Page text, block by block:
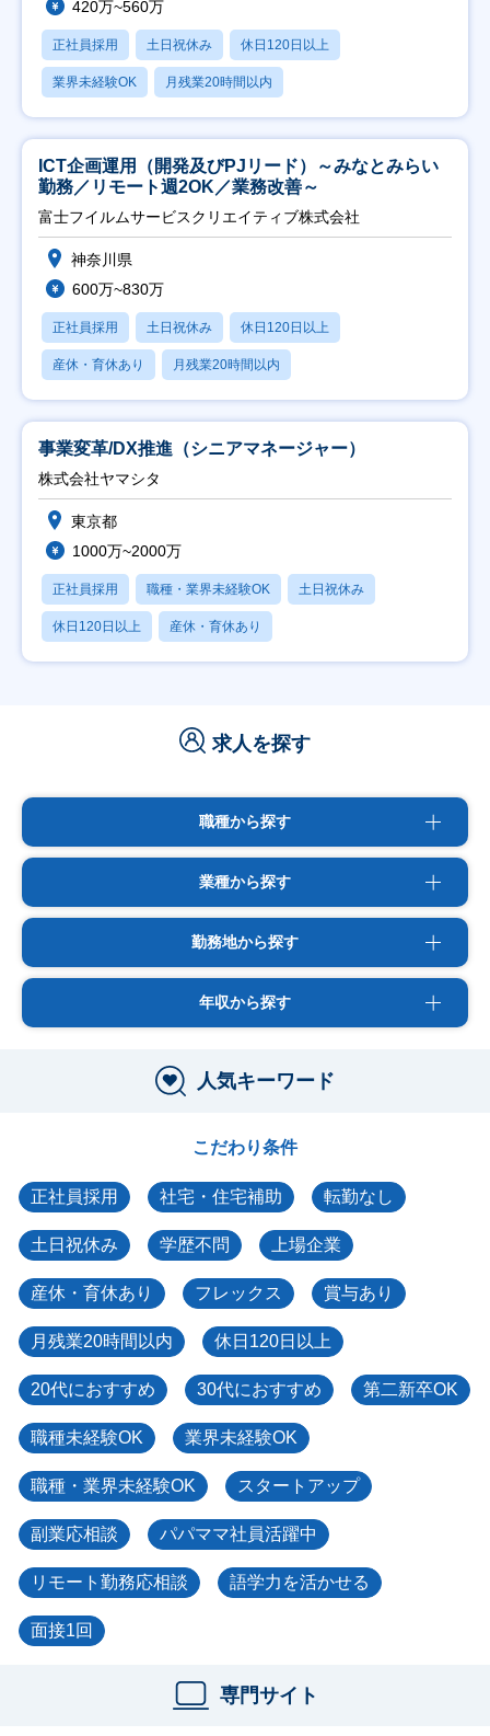
420万~560万
正社員採用 土日祝休み 休日120日以上
業界未経験OK 月残業20時間以内
ICT企画運用（開発及びPJリード）～みなとみらい
勤務／リモート週2OK／業務改善～
富士フイルムサービスクリエイティブ株式会社
神奈川県
600万~830万
正社員採用 土日祝休み 休日120日以上
産休・育休あり 月残業20時間以内
事業変革/DX推進（シニアマネージャー）
株式会社ヤマシタ
東京都
1000万~2000万
正社員採用 職種・業界未経験OK 土日祝休み
休日120日以上 産休・育休あり
求人を探す
職種から探す
業種から探す
勤務地から探す
年収から探す
人気キーワード
こだわり条件
正社員採用 社宅・住宅補助 転勤なし
土日祝休み 学歴不問 上場企業
産休・育休あり フレックス 賞与あり
月残業20時間以内 休日120日以上
20代におすすめ 30代におすすめ 第二新卒OK
職種未経験OK 業界未経験OK
職種・業界未経験OK スタートアップ
副業応相談 パパママ社員活躍中
リモート勤務応相談 語学力を活かせる
面接1回
専門サイト